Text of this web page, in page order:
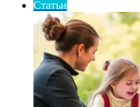
Статьи